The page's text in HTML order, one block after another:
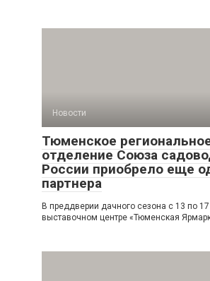
Новости
Тюменское
отделение Союза
России приобрело еще
партнера
В преддверии дачного сезона с 13 по
выставочном центре «Тюменская